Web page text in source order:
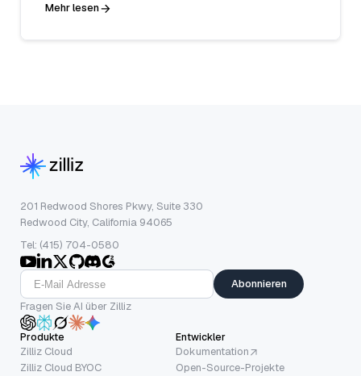
Mehr lesen
201 Redwood Shores Pkwy, Suite 330
Redwood City, California 94065
Tel: (415) 704-0580
Abonnieren
Fragen Sie AI über Zilliz
Produkte
Zilliz Cloud
Zilliz Cloud BYOC
Entwickler
Dokumentation
Open-Source-Projekte